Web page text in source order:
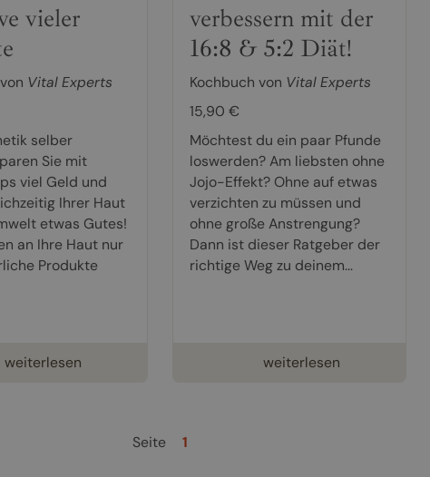
vieler
Vital Experts
selber
Sie mit
viel Geld und
Ihrer Haut
etwas Gutes!
an Ihre Haut nur
Produkte
weiterlesen
verbessern mit der
16:8 & 5:2 Diät!
Kochbuch von Vital Experts
15,90 €
Möchtest du ein paar Pfunde
loswerden? Am liebsten ohne
Jojo-Effekt? Ohne auf etwas
verzichten zu müssen und
ohne große Anstrengung?
Dann ist dieser Ratgeber der
richtige Weg zu deinem...
weiterlesen
Seite 1